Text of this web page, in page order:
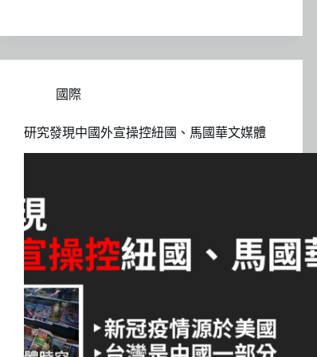
國際
研究發現中國外宣操控紐國、馬國華文媒體